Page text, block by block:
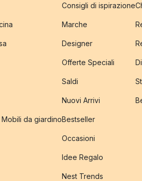
da giardino
Consigli di ispirazione
Marche
Designer
Offerte Speciali
Saldi
Nuovi Arrivi
Bestseller
Occasioni
Idee Regalo
Nest Trends